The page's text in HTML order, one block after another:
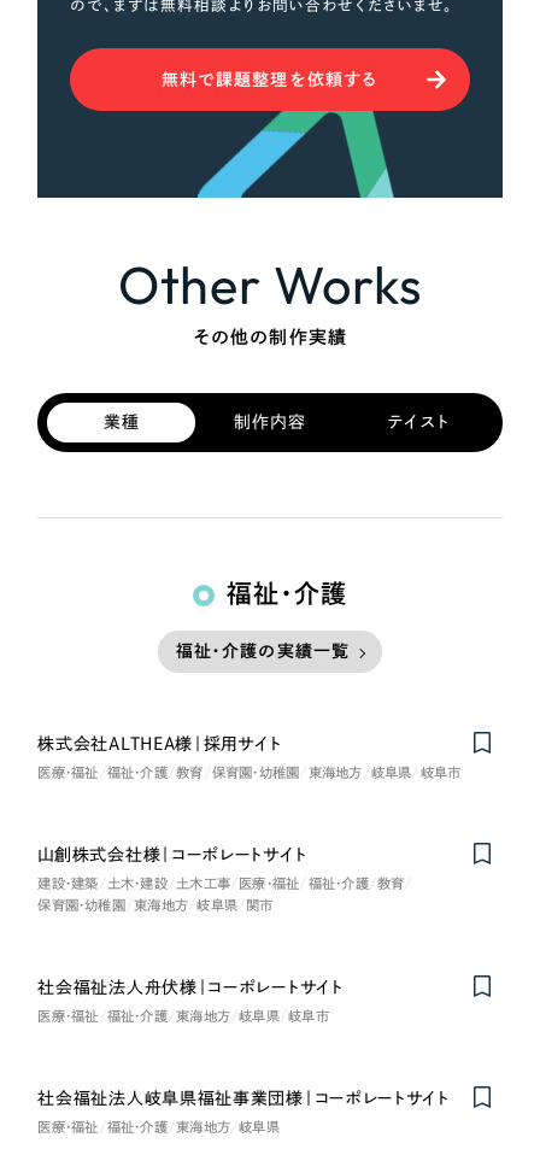
ので、まずは無料相談よりお問い合わせくださいませ。
無料で課題整理を依頼する
Other Works
その他の制作実績
業種 制作内容 テイスト
福祉・介護
福祉・介護の実績一覧
株式会社ALTHEA様｜採用サイト
医療・福祉 福祉・介護 教育 保育園・幼稚園 東海地方 岐阜県 岐阜市
山創株式会社様｜コーポレートサイト
建設・建築 土木・建設 土木工事 医療・福祉 福祉・介護
教育
保育園・幼稚園
東海地方 岐阜県 関市
社会福祉法人舟伏様｜コーポレートサイト
医療・福祉 福祉・介護 東海地方 岐阜県 岐阜市
社会福祉法人岐阜県福祉事業団様｜コーポレートサイト
医療・福祉 福祉・介護 東海地方 岐阜県